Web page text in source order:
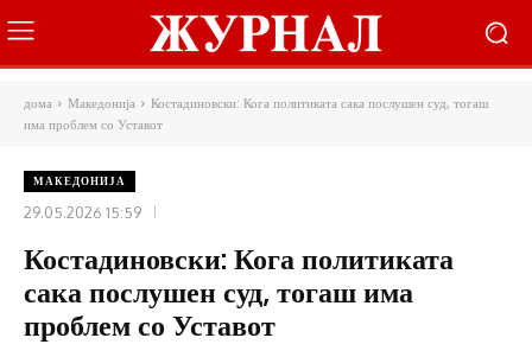
дома Македонија
Костадиновски: Кога политиката сака послушен суд, тогаш
има проблем со Уставот
МАКЕДОНИЈА
29.05.2026 15:59
Костадиновски: Кога политиката
сака послушен суд, тогаш има
проблем со Уставот